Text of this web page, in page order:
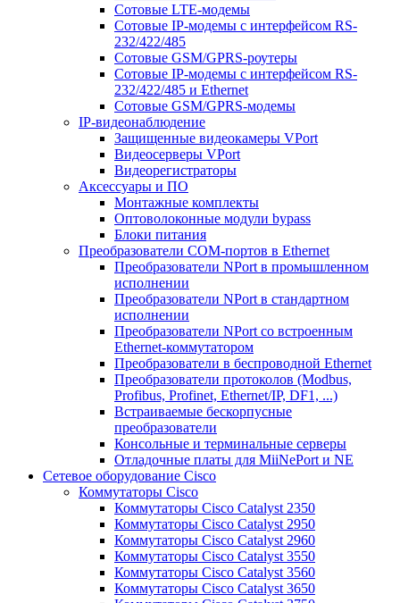
Сотовые LTE-модемы
Сотовые IP-модемы с интерфейсом RS-
232/422/485
Сотовые GSM/GPRS-роутеры
Сотовые IP-модемы с интерфейсом RS-
232/422/485 и Ethernet
Сотовые GSM/GPRS-модемы
IP-видеонаблюдение
Защищенные видеокамеры VPort
Видеосерверы VPort
Видеорегистраторы
Аксессуары и ПО
Монтажные комплекты
Оптоволоконные модули bypass
Блоки питания
Преобразователи COM-портов в Ethernet
Преобразователи NPort в промышленном
исполнении
Преобразователи NPort в стандартном
исполнении
Преобразователи NPort со встроенным
Ethernet-коммутатором
Преобразователи в беспроводной Ethernet
Преобразователи протоколов (Modbus,
Profibus, Profinet, Ethernet/IP, DF1, ...)
Встраиваемые бескорпусные
преобразователи
Консольные и терминальные серверы
Отладочные платы для MiiNePort и NE
Сетевое оборудование Cisco
Коммутаторы Cisco
Коммутаторы Cisco Catalyst 2350
Коммутаторы Cisco Catalyst 2950
Коммутаторы Cisco Catalyst 2960
Коммутаторы Cisco Catalyst 3550
Коммутаторы Cisco Catalyst 3560
Коммутаторы Cisco Catalyst 3650